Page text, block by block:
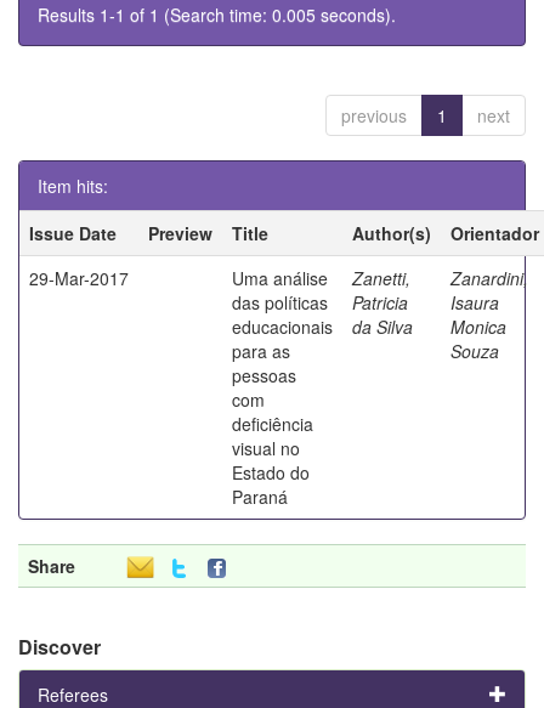
Results 1-1 of 1 (Search time: 0.005 seconds).
previous 1 next
Item hits:
Issue Date
Preview Title Author(s)
Orientador
29-Mar-2017
Uma análise
das políticas
educacionais
para as
pessoas
com
deficiência
visual no
Estado do
Paraná
Zanetti,
Patricia
da Silva
Zanardini,
Isaura
Monica
Souza
Share
Discover
Referees